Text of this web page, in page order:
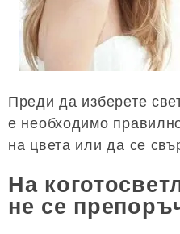
Преди да изберете
е необходимо
на цвета или да се
На
не се